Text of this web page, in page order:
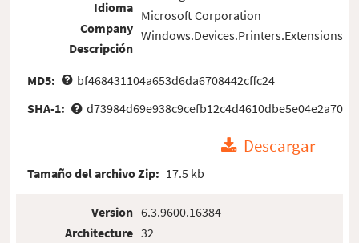
Idioma
Company
Descripción
Microsoft Corporation
Windows.Devices.Printers.Extensions
MD5:
bf468431104a653d6da6708442cffc24
SHA-1:
d73984d69e938c9cefb12c4d4610dbe5e04e2a70
Descargar
Tamaño del archivo Zip: 17.5 kb
Version
Architecture
6.3.9600.16384
32